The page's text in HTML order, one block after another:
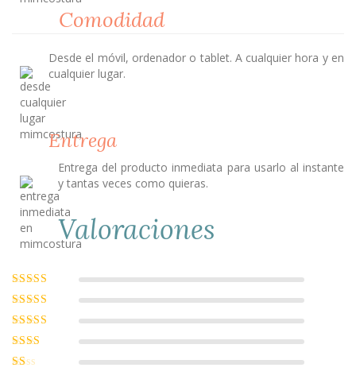
Comodidad
Desde el móvil, ordenador o tablet. A cualquier hora y en
cualquier lugar.
Entrega
Entrega del producto inmediata para usarlo al instante
y tantas veces como quieras.
Valoraciones
Valorado con
5de 5
Valorado
con4 de 5
Valorado
con3de
5
Valorado
con2